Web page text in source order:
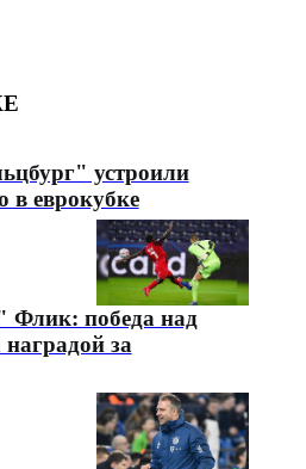
устроили
в еврокубке
Флик: победа над
за